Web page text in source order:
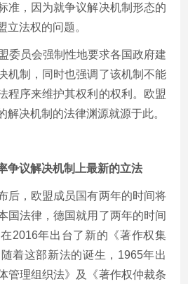
准，因为就争议解决机制形态的
立法权的问题。
委员会强制性地要求各国政府建
机制，同时也强调了该机制不能
程序来维护其权利的权利。欧盟
解决机制的法律渊源就源于此。
争议解决机制上最新的立法
后，欧盟成员国有两年的时间将
国法律，德国就用了两年的时间
2016年出台了新的《著作权集
着这部新法的诞生，1965年出
管理组织法》及《著作权仲裁条